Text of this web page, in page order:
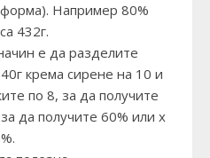
Например 80%
432г.
е да разделите
крема сирене на 10 и
по 8, за да получите
да получите 60% или х